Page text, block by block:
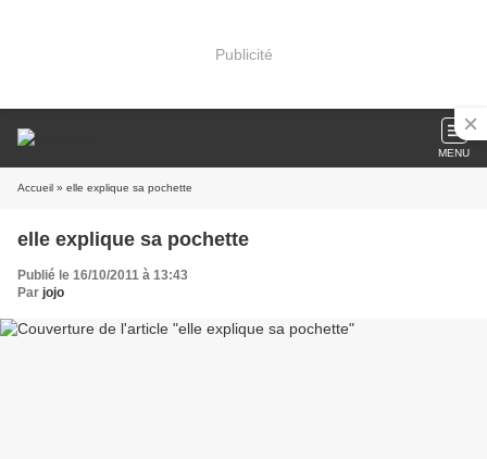
Publicité
MENU
Accueil » elle explique sa pochette
elle explique sa pochette
Publié le 16/10/2011 à 13:43
Par jojo